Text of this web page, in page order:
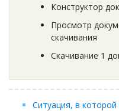
Конструктор
Просмотр
скачивания
Скачивание 1
Ситуация, в